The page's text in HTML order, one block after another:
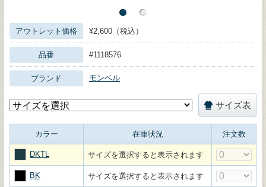
アウトレット価格 ¥2,600（税込）
品番 #1118576
ブランド モンベル
サイズ表
カラー 在庫状況 注文数
DKTL サイズを選択すると表示されます
BK サイズを選択すると表示されます